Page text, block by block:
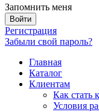
Запомнить меня
Регистрация
Забыли свой пароль?
Главная
Каталог
Клиентам
Как стать
Условия